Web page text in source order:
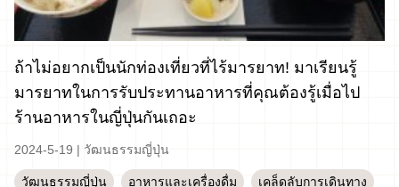
ถ้าไม่อยากเป็นนักท่องเที่ยวที่ไร้มารยาท! มาเรียนรู้
มารยาทในการรับประทานอาหารที่คุณต้องรู้เมื่อไป
ร้านอาหารในญี่ปุ่นกันเถอะ
2024-5-19 | วัฒนธรรมญี่ปุ่น
วัฒนธรรมญี่ปุ่น อาหารและเครื่องดื่ม เคล็ดลับการเดินทาง